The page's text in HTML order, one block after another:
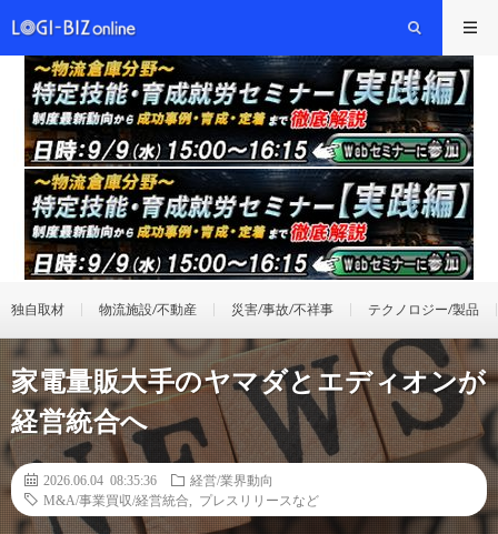
独自取材 物流施設/不動産 災害/事故/不祥事 テクノロジー/製品
家電量販大手のヤマダとエディオンが
経営統合へ
2026.06.04 08:35:36
経営/業界動向
M&A/事業買収/経営統合
プレスリリースなど